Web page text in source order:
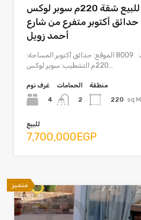
للبيع شقة 220م سوبر لوكس
حدائق أكتوبر متفرع من شارع
أحمد زويل
كود: 8009 الموقع: حدائق أكتوبر المساحة:
220م التشطيب: سوبر لوكس…
غرف نوم
4
الحمامات
2
منطقة
220 sq M
للبيع
7,700,000EGP
متميز